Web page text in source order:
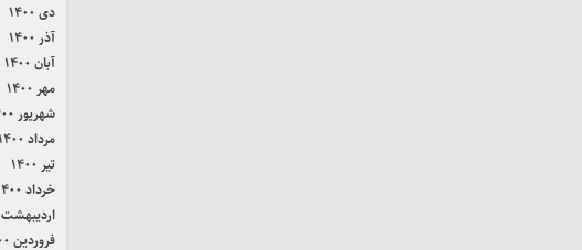
دی ۱۴۰۰
آذر ۱۴۰۰
آبان ۱۴۰۰
مهر ۱۴۰۰
شهریور ۱۴۰۰
مرداد ۱۴۰۰
تیر ۱۴۰۰
خرداد ۱۴۰۰
اردیبهشت ۱۴۰۰
فروردین ۱۴۰۰